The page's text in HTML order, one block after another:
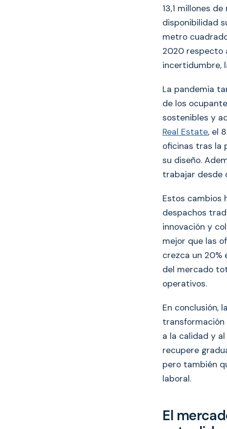
13,1 millones
disponibilidad
metro
2020 respecto
incertidumbre,
La pandemia
de los
sostenibles y
Real Estate, el
oficinas tras la
su diseño.
trabajar desde
Estos cambios
despachos
innovación y
mejor que las
crezca un 20%
del mercado
operativos.
En conclusión,
a la calidad y
recupere
pero también
laboral.
El